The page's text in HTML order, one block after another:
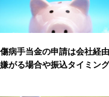
傷病手当金の申請は会社経由
嫌がる場合や振込タイミング